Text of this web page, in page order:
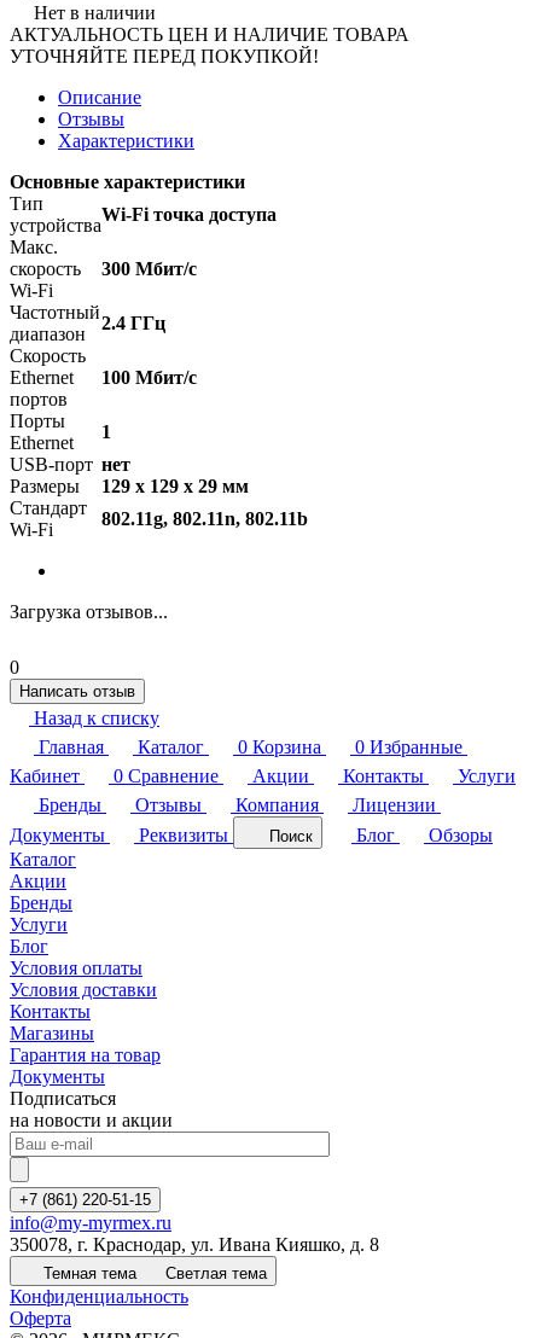
Нет в наличии
АКТУАЛЬНОСТЬ ЦЕН И НАЛИЧИЕ ТОВАРА
УТОЧНЯЙТЕ ПЕРЕД ПОКУПКОЙ!
Описание
Отзывы
Характеристики
Основные характеристики
Тип
устройства
Wi-Fi точка доступа
Макс.
скорость
Wi-Fi
300 Мбит/с
Частотный
диапазон
2.4 ГГц
Скорость
Ethernet
портов
100 Мбит/с
Порты
Ethernet
1
USB-порт нет
Размеры
129 х 129 х 29 мм
Стандарт
Wi-Fi
802.11g, 802.11n, 802.11b
Загрузка отзывов...
0
Написать отзыв
Назад к списку
Главная
Каталог 0 Корзина 0 Избранные
Кабинет
0 Сравнение Акции Контакты
Услуги
Бренды
Отзывы Компания
Лицензии
Документы
Реквизиты Поиск Блог
Обзоры
Каталог
Акции
Бренды
Услуги
Блог
Условия оплаты
Условия доставки
Контакты
Магазины
Гарантия на товар
Документы
Подписаться
на новости и акции
+7 (861) 220-51-15
info@my-myrmex.ru
350078, г. Краснодар, ул. Ивана Кияшко, д. 8
Темная тема Светлая тема
Конфиденциальность
Оферта